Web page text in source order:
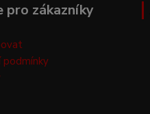
pro zákazníky
podmínky